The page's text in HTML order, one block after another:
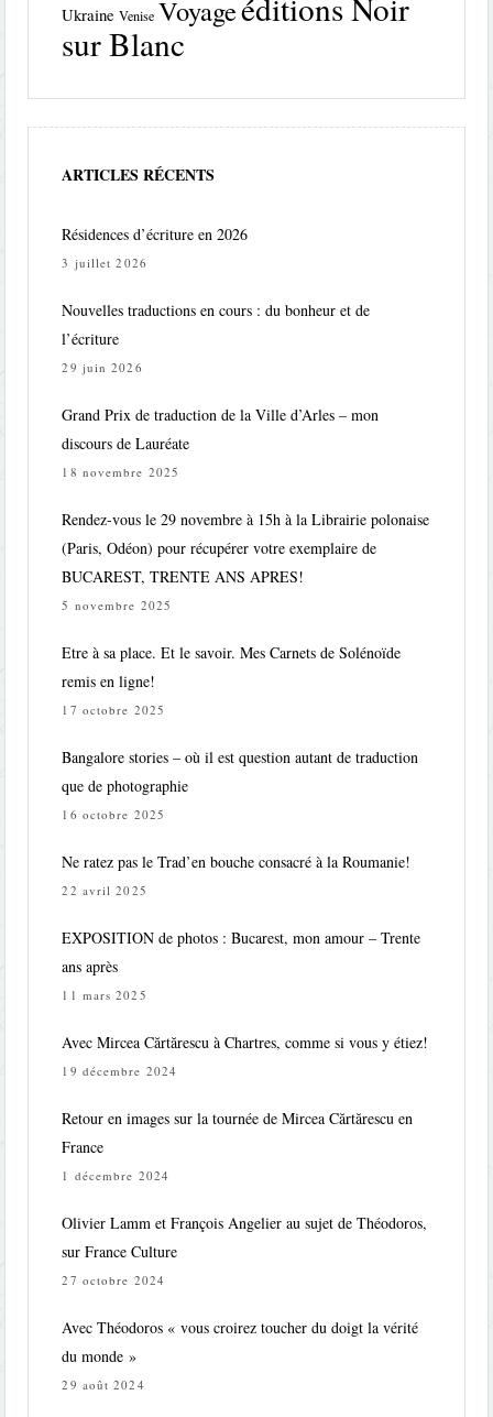
Ukraine Venise Voyage
sur Blanc
ARTICLES RÉCENTS
Résidences d’écriture en 2026
3 juillet 2026
Nouvelles traductions en cours : du bonheur et de
l’écriture
29 juin 2026
Grand Prix de traduction de la Ville d’Arles – mon
discours de Lauréate
18 novembre 2025
Rendez-vous le 29 novembre à 15h à la Librairie polonaise
(Paris, Odéon) pour récupérer votre exemplaire de
BUCAREST, TRENTE ANS APRES!
5 novembre 2025
Etre à sa place. Et le savoir. Mes Carnets de Solénoïde
remis en ligne!
17 octobre 2025
Bangalore stories – où il est question autant de traduction
que de photographie
16 octobre 2025
Ne ratez pas le Trad’en bouche consacré à la Roumanie!
22 avril 2025
EXPOSITION de photos : Bucarest, mon amour – Trente
ans après
11 mars 2025
Avec Mircea Cărtărescu à Chartres, comme si vous y étiez!
19 décembre 2024
Retour en images sur la tournée de Mircea Cărtărescu en
France
1 décembre 2024
Olivier Lamm et François Angelier au sujet de Théodoros,
sur France Culture
27 octobre 2024
Avec Théodoros « vous croirez toucher du doigt la vérité
du monde »
29 août 2024